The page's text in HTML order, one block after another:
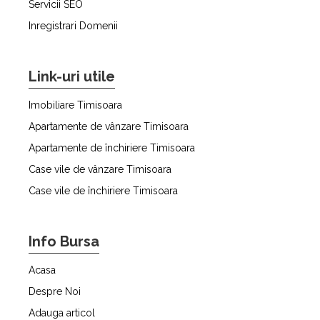
Servicii SEO
Inregistrari Domenii
Link-uri utile
Imobiliare Timisoara
Apartamente de vânzare Timisoara
Apartamente de închiriere Timisoara
Case vile de vânzare Timisoara
Case vile de închiriere Timisoara
Info Bursa
Acasa
Despre Noi
Adauga articol